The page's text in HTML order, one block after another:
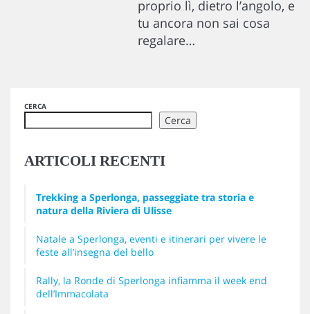
proprio lì, dietro l’angolo, e
tu ancora non sai cosa
regalare…
CERCA
Cerca
ARTICOLI RECENTI
Trekking a Sperlonga, passeggiate tra storia e
natura della Riviera di Ulisse
Natale a Sperlonga, eventi e itinerari per vivere le
feste all’insegna del bello
Rally, la Ronde di Sperlonga infiamma il week end
dell’Immacolata